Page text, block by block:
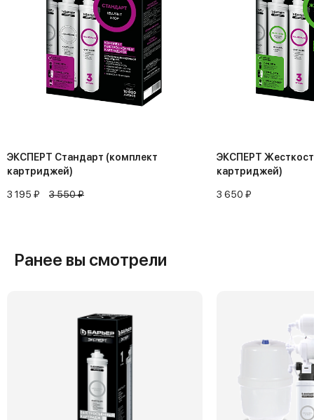
ЭКСПЕРТ Стандарт (комплект
картриджей)
3 195 ₽ 3 550 ₽
ЭКСПЕРТ
картриджей)
3 650 ₽
Ранее вы смотрели